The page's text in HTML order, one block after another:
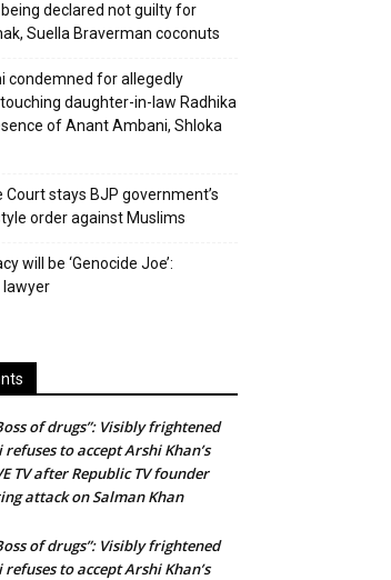
being declared not guilty for
Suella Braverman coconuts
condemned for allegedly
daughter-in-law Radhika
of Anant Ambani, Shloka
Court stays BJP government’s
order against Muslims
will be ‘Genocide Joe’:
of drugs”: Visibly frightened
to accept Arshi Khan’s
TV after Republic TV founder
attack on Salman Khan
of drugs”: Visibly frightened
to accept Arshi Khan’s